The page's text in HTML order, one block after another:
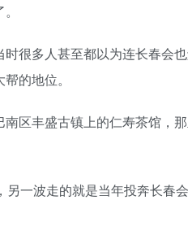
很多人甚至都以为连长春会
的地位。
区丰盛古镇上的仁寿茶馆，
一波走的就是当年投奔长春会